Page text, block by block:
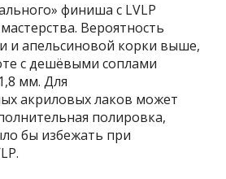
финиша с LVLP
Вероятность
и апельсиновой корки выше,
с дешёвыми соплами
мм. Для
акриловых лаков может
полировка,
бы избежать при